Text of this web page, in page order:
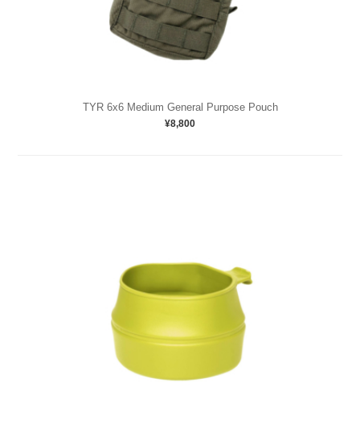
TYR 6x6 Medium General Purpose Pouch
¥8,800